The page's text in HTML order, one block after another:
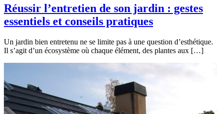
Réussir l’entretien de son jardin : gestes
essentiels et conseils pratiques
Un jardin bien entretenu ne se limite pas à une question d’esthétique.
Il s’agit d’un écosystème où chaque élément, des plantes aux […]